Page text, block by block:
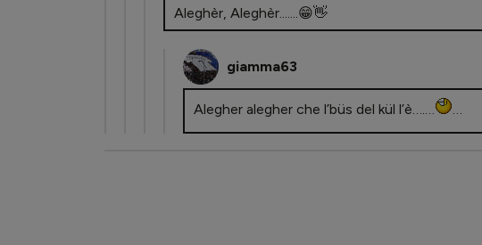
Aleghèr, Aleghèr.......😁👋
giamma63
Alegher alegher che l’büs del kül l’è….…